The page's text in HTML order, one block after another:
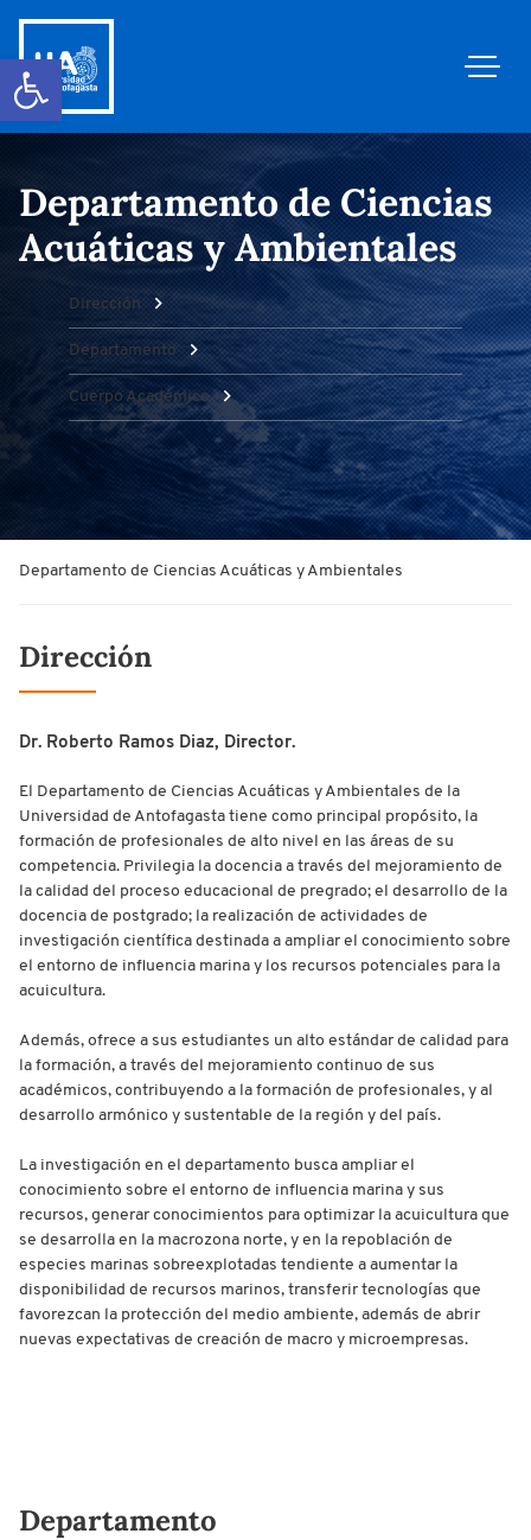
Abrir barra de herramientas
Departamento de Ciencias
Acuáticas y Ambientales
Dirección
Departamento
Cuerpo Académico
Departamento de Ciencias Acuáticas y Ambientales
Dirección
Dr. Roberto Ramos Diaz, Director.
El Departamento de Ciencias Acuáticas y Ambientales de la
Universidad de Antofagasta tiene como principal propósito, la
formación de profesionales de alto nivel en las áreas de su
competencia. Privilegia la docencia a través del mejoramiento de
la calidad del proceso educacional de pregrado; el desarrollo de la
docencia de postgrado; la realización de actividades de
investigación científica destinada a ampliar el conocimiento sobre
el entorno de influencia marina y los recursos potenciales para la
acuicultura.
Además, ofrece a sus estudiantes un alto estándar de calidad para
la formación, a través del mejoramiento continuo de sus
académicos, contribuyendo a la formación de profesionales, y al
desarrollo armónico y sustentable de la región y del país.
La investigación en el departamento busca ampliar el
conocimiento sobre el entorno de influencia marina y sus
recursos, generar conocimientos para optimizar la acuicultura que
se desarrolla en la macrozona norte, y en la repoblación de
especies marinas sobreexplotadas tendiente a aumentar la
disponibilidad de recursos marinos, transferir tecnologías que
favorezcan la protección del medio ambiente, además de abrir
nuevas expectativas de creación de macro y microempresas.
Departamento